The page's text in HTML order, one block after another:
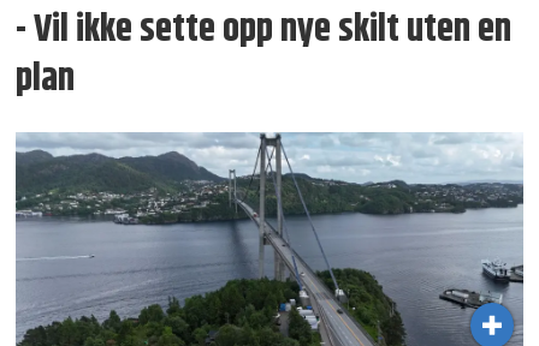
- Vil ikke sette opp nye skilt uten en
plan